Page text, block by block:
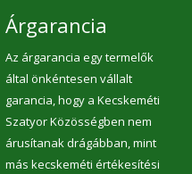
Árgarancia
Az árgarancia egy termelők
által önkéntesen vállalt
garancia, hogy a Kecskeméti
Szatyor Közösségben nem
árusítanak drágábban, mint
más kecskeméti értékesítési